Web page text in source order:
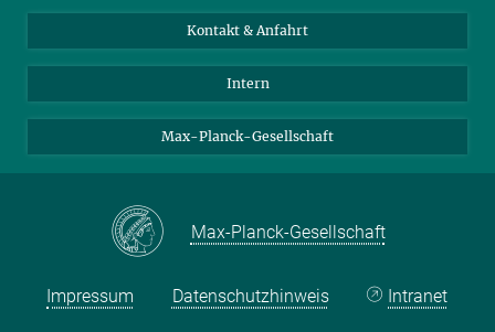
LinkedIn
Kontakt & Anfahrt
Intern
Max-Planck-Gesellschaft
Max-Planck-Gesellschaft
Impressum Datenschutzhinweis Intranet